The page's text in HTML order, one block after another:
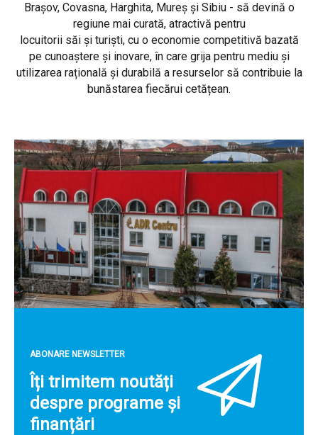
Brașov, Covasna, Harghita, Mureș și Sibiu - să devină o
regiune mai curată, atractivă pentru
locuitorii săi și turiști, cu o economie competitivă bazată
pe cunoaștere și inovare, în care grija pentru mediu și
utilizarea rațională și durabilă a resurselor să contribuie la
bunăstarea fiecărui cetățean.
ABONARE NEWSLETTER
Îți trimitem noutăți
despre programe și
finanțări